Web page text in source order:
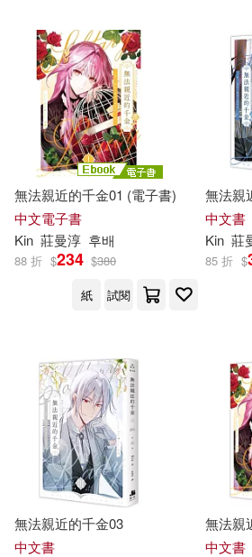
無法親近的千金01 (電子書)
中文電子書
Kin 莊曼淳 후배
88 折 $234 $380
紙
試閱
無法親
中文書
Kin 莊
85 折 $
無法親近的千金03
中文書
無法親
中文書